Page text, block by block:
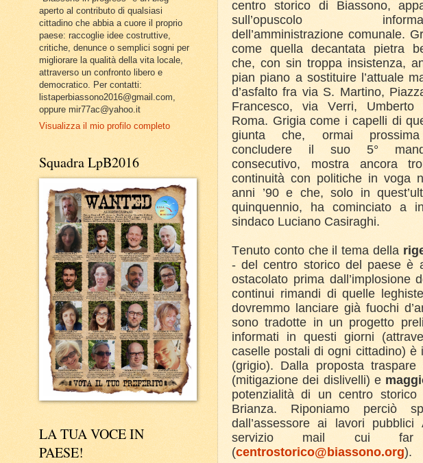
centro storico di Biassono,
sull’opuscolo
dell’amministrazione comunale.
come quella decantata pietra
che, con sin troppa insistenza,
pian piano a sostituire l’attuale
d’asfalto fra via S. Martino,
Francesco, via Verri,
Roma. Grigia come i capelli di
giunta che, ormai
concludere il suo 5°
consecutivo, mostra ancora
continuità con politiche in voga
anni ’90 e che, solo in
quinquennio, ha cominciato a
sindaco Luciano Casiraghi.
Tenuto conto che il tema della
- del centro storico del paese è
ostacolato prima
continui rimandi di quelle
dovremmo lanciare già fuochi
sono tradotte in un progetto
informati in questi giorni
caselle postali di ogni cittadino)
(grigio). Dalla proposta
(mitigazione dei dislivelli) e
potenzialità di un centro
Brianza. Riponiamo perciò
dall’assessore ai lavori
servizio mail cui far
(centrostorico@biassono.org).
aperto al contributo di qualsiasi
cittadino che abbia a cuore il proprio
paese: raccoglie idee costruttive,
critiche, denunce o semplici sogni per
migliorare la qualità della vita locale,
attraverso un confronto libero e
democratico. Per contatti:
listaperbiassono2016@gmail.com,
oppure mir77ac@yahoo.it
Visualizza il mio profilo completo
Squadra LpB2016
LA TUA VOCE IN
PAESE!